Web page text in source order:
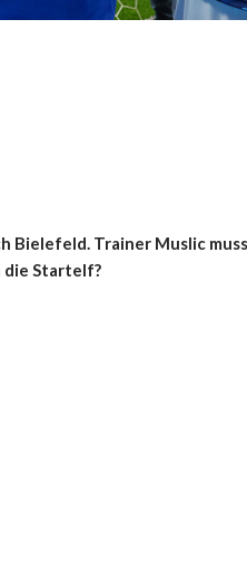
Bielefeld. Trainer Muslic
die Startelf?